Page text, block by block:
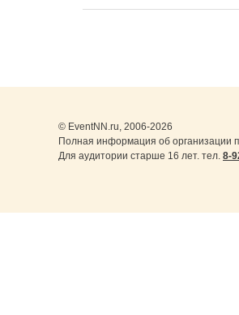
© EventNN.ru, 2006-2026
Полная информация об организации
Для аудитории старше 16 лет. тел. 8-